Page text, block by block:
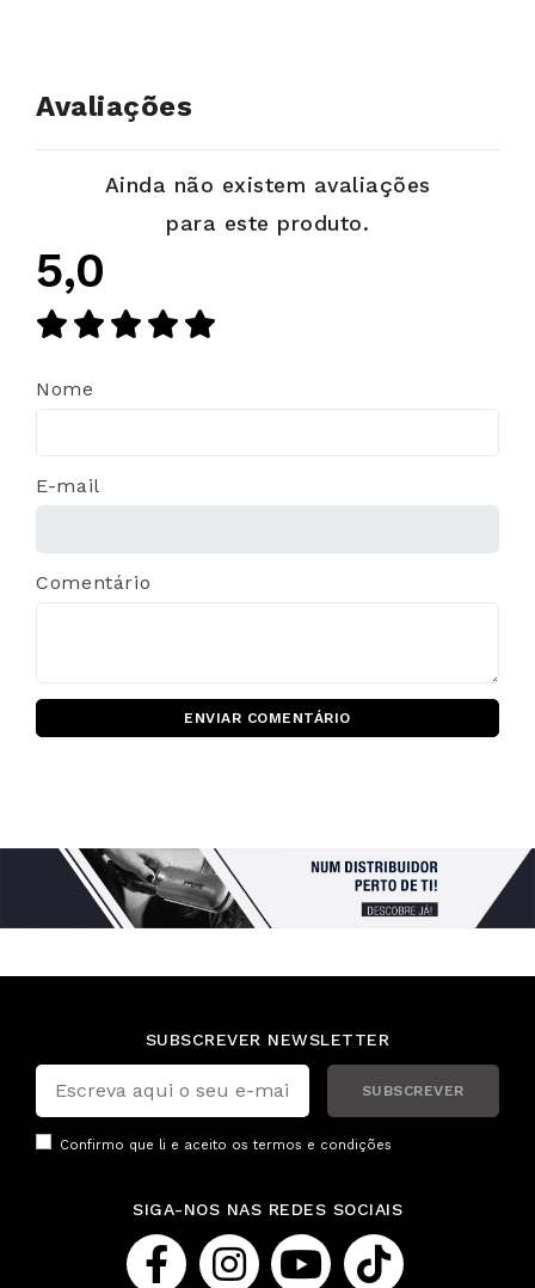
Avaliações
Ainda não existem avaliações
para este produto.
5,0
Nome
E-mail
Comentário
ENVIAR COMENTÁRIO
SUBSCREVER NEWSLETTER
SUBSCREVER
Confirmo que li e aceito os termos e condições
SIGA-NOS NAS REDES SOCIAIS